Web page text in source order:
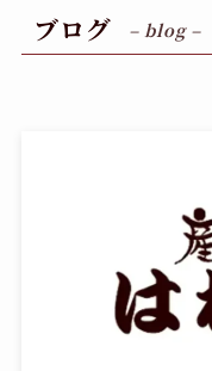
ブログ – blog –